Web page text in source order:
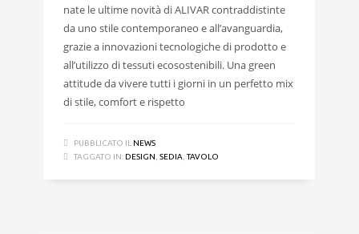
nate le ultime novità di ALIVAR contraddistinte
da uno stile contemporaneo e all’avanguardia,
grazie a innovazioni tecnologiche di prodotto e
all’utilizzo di tessuti ecosostenibili. Una green
attitude da vivere tutti i giorni in un perfetto mix
di stile, comfort e rispetto
PUBBLICATO IL NEWS
TAGGATO IN: DESIGN, SEDIA,TAVOLO